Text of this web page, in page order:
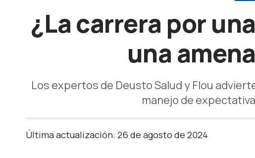
¿La carrera por
una
Los expertos de Deusto Salud y Flou
manejo de
Última actualización: 26 de agosto de 2024